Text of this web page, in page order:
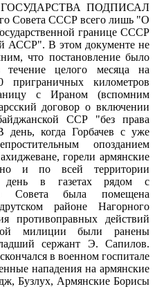
ГОСУДАРСТВА ПОДПИСАЛ
СССР всего лишь "О
границе СССР
АССР". В этом документе не
что постановление было
целого месяца на
километров
с Ираном (вспомним
договор о включении
ССР "без права
день, когда Горбачев с уже
опозданием
горели армянские
и по всей территории
в газетах рядом с
Совета была помещена
районе Нагорного
противоправных действий
милиции были ранены
сержант Э. Сапилов.
в военном госпитале
нападения на армянские
Бузлух, Армянские Борисы